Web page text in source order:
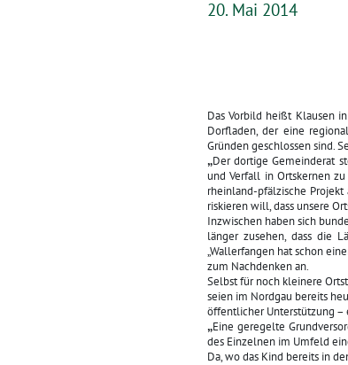
20. Mai 2014
Das Vorbild heißt Klausen
Dorfladen, der eine
Gründen geschlossen sind.
„Der dortige Gemeinderat
und Verfall in Ortskernen
rheinland-pfälzische
riskieren will, dass unsere
Inzwischen haben sich
länger zusehen, dass die
„Wallerfangen hat schon
zum Nachdenken an.
Selbst für noch kleinere
seien im Nordgau bereits
öffentlicher Unterstützung –
„Eine geregelte
des Einzelnen im Umfeld
Da, wo das Kind bereits in